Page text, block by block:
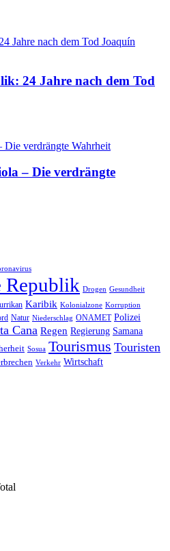
24 Jahre nach dem Tod
– Die verdrängte
Republik Drogen Gesundheit
Karibik Kolonialzone Korruption
Natur Niederschlag ONAMET Polizei
Cana Regen Regierung Samana
Sosua Tourismus Touristen
Verkehr Wirtschaft